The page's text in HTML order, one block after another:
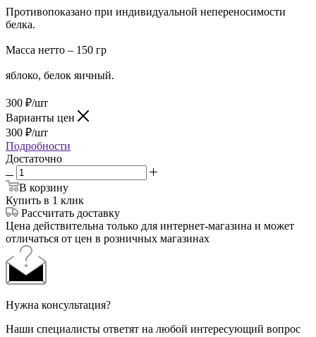
Противопоказано при индивидуальной непереносимости
белка.
Масса нетто – 150 гр
яблоко, белок яичный.
300 ₽/шт
Варианты цен
300 ₽/шт
Подробности
Достаточно
В корзину
Купить в 1 клик
Рассчитать доставку
Цена действительна только для интернет-магазина и может
отличаться от цен в розничных магазинах
Нужна консультация?
Наши специалисты ответят на любой интересующий вопрос